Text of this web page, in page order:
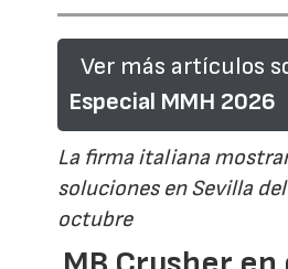
Ver más artículos
Especial MMH 2026
La firma italiana
soluciones en Sevilla
octubre